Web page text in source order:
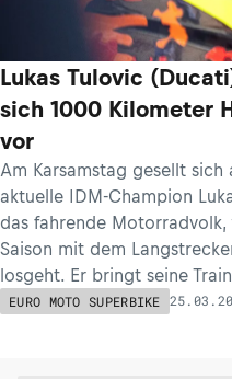
Lukas Tulovic
sich 1000 Kilometer
vor
Am Karsamstag gesellt sich
aktuelle IDM-Champion
das fahrende Motorradvolk,
Saison mit dem
losgeht. Er bringt seine
EURO MOTO SUPERBIKE